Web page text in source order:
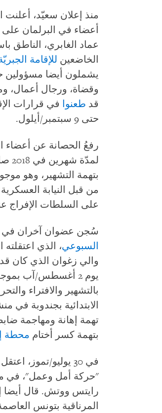
منذ إعلان سعيّد، أعلنت
عماد الغابري، الناطق
الخاضعين للإقامة
يشملون أيضا مسؤولين
وقضاة، ورجال أعمال،
قد طعنوا في قرارات
حتى 9 سبتمبر/أيلول.
رفعُ الحصانة عن أعضاء
بتهمة التشهير، وهو
من قبل النيابة
على السلطات الإفراج
سُجن عضوان آخران في
السبوعي
والي زغوان الذي كان قد
بالتشهير والافتراء
الابتدائية بجندوبة
تهمة إهانة ومهاجمة
بتهمة كسر أختام محطة
"حركة أمل وعمل"، في
رايتس ووتش. قال أيضا
المرناقية بتونس العاصمة إلا بعد 15